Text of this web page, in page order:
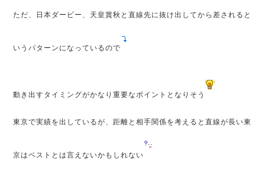
ただ、日本ダービー、天皇賞秋と直線先に抜け出してから差されると
いうパターンになっているので
動き出すタイミングがかなり重要なポイントとなりそう
東京で実績を出しているが、距離と相手関係を考えると直線が長い東
京はベストとは言えないかもしれない